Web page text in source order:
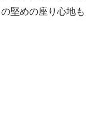
堅めの座り心地も